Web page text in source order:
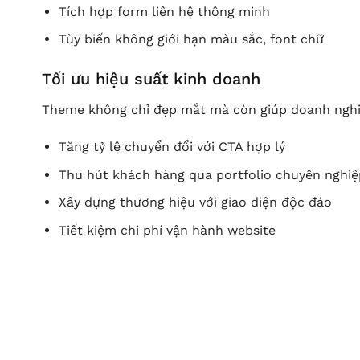
Tích hợp form liên hệ thông minh
Tùy biến không giới hạn màu sắc, font chữ
Tối ưu hiệu suất kinh doanh
Theme không chỉ đẹp mắt mà còn giúp doanh
Tăng tỷ lệ chuyển đổi với CTA hợp lý
Thu hút khách hàng qua portfolio chuyên
Xây dựng thương hiệu với giao diện độc đáo
Tiết kiệm chi phí vận hành website